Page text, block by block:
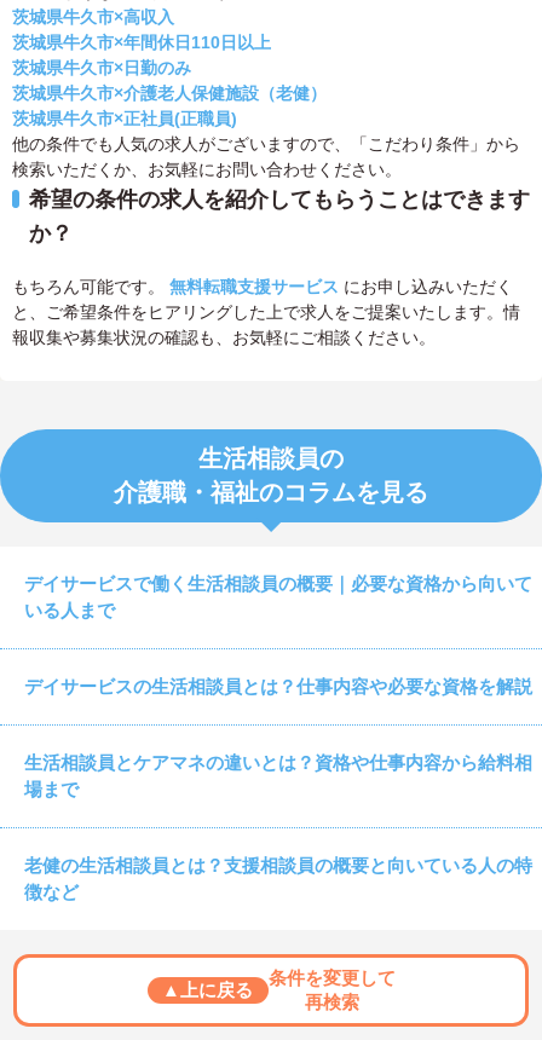
茨城県牛久市×高収入
茨城県牛久市×年間休日110日以上
茨城県牛久市×日勤のみ
茨城県牛久市×介護老人保健施設（老健）
茨城県牛久市×正社員(正職員)
他の条件でも人気の求人がございますので、「こだわり条件」から
検索いただくか、お気軽にお問い合わせください。
希望の条件の求人を紹介してもらうことはできます
か？
もちろん可能です。 無料転職支援サービス にお申し込みいただく
と、ご希望条件をヒアリングした上で求人をご提案いたします。情
報収集や募集状況の確認も、お気軽にご相談ください。
生活相談員の
介護職・福祉のコラムを見る
デイサービスで働く生活相談員の概要｜必要な資格から向いて
いる人まで
デイサービスの生活相談員とは？仕事内容や必要な資格を解説
生活相談員とケアマネの違いとは？資格や仕事内容から給料相
場まで
老健の生活相談員とは？支援相談員の概要と向いている人の特
徴など
▲上に戻る
条件を変更して
再検索